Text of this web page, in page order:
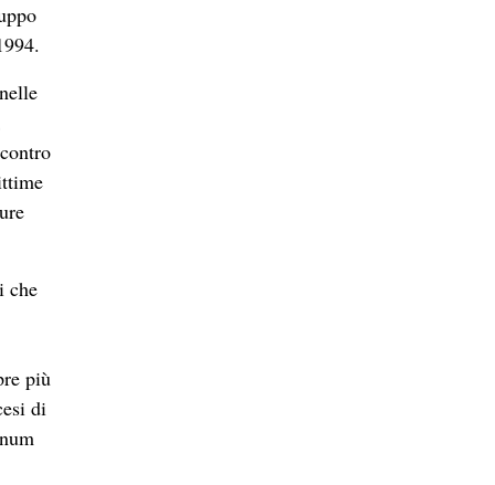
che
più
di